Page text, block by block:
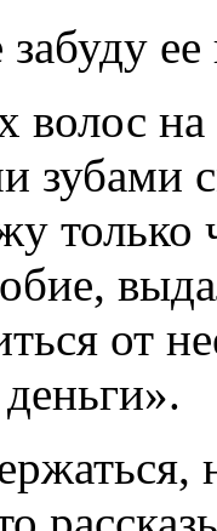
ее
волос
зубами
только
от